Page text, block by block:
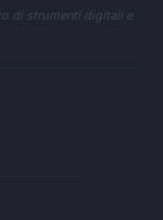
di strumenti digitali e